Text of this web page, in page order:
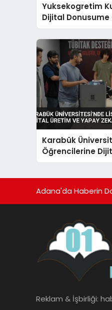
Yuksekogretim
Dijital
Bilisim Uzmani
Hamlesi
Karabük
Öğrencilerine
Yapay Zeka
Adana'da Haberin
Reklam & İşbirliği: